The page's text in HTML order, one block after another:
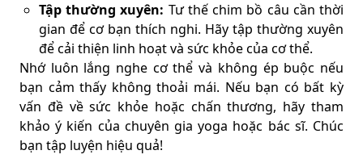
Tập thường xuyên: Tư thế chim bồ câu cần thời
gian để cơ bạn thích nghi. Hãy tập thường xuyên
để cải thiện linh hoạt và sức khỏe của cơ thể.
Nhớ luôn lắng nghe cơ thể và không ép buộc nếu
bạn cảm thấy không thoải mái. Nếu bạn có bất kỳ
vấn đề về sức khỏe hoặc chấn thương, hãy tham
khảo ý kiến của chuyên gia yoga hoặc bác sĩ. Chúc
bạn tập luyện hiệu quả!